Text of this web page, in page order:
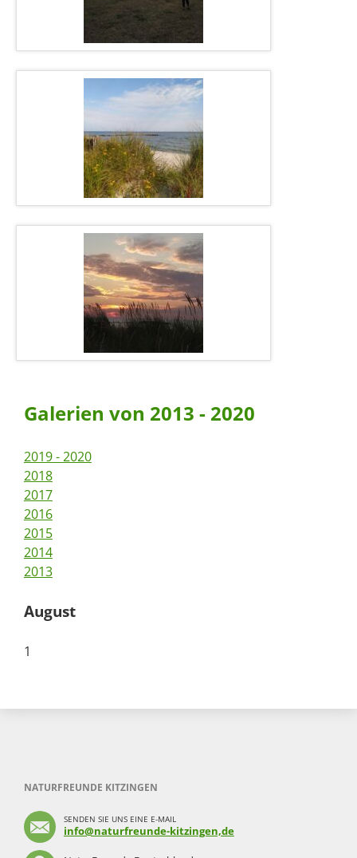
Galerien von 2013 - 2020
2019 - 2020
2018
2017
2016
2015
2014
2013
August
1
NATURFREUNDE KITZINGEN
SENDEN SIE UNS EINE E-MAIL
info@naturfreunde-kitzingen,de